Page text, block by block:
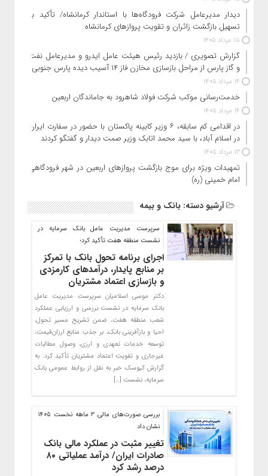
دیدار مدیرعامل شرکت فرودگاه‌ها با استاندار کرمانشاه/ تأکید بر
تسهیل بازگشت زائران و تقویت پروازهای کرمانشاه
15 مرداد 1405
گزارش تصویری / بازدید رئیس هیئت عامل ایدرو و مدیرعامل نفت
و گاز پارس از مراحل بازسازی مخازن فاز ۱۴ آسیب دیده پارس جنوبی
14 مرداد 1405
خدمت‌رسانی موکب شرکت فولاد شاهرود به جاماندگان اربعین
14 مرداد 1405
در اقدامی کم سابقه، ۶ وزیر کابینه پاکستان با حضور در سفارت ایران
در اسلام آباد، با سید محمد اتابک وزیر صمت دیدار و گفتگو کردند
13 مرداد 1405
تمهیدات ویژه برای موج بازگشت پروازهای اربعین در شهر فرودگاهی
امام خمینی (ره)
آرشیو دسته:بانک‌ و بیمه
سرپرست مدیریت عامل بانک سرمایه در
نشست منطقه هفت تأکید کرد؛
اجرای برنامه تحول بانک با تمرکز
بر منابع پایدار، درآمدهای کارمزدی
و بازسازی اعتماد مشتریان
دکتر موسی اسلامیان سرپرست مدیریت عامل
بانک سرمایه در نشست بررسی و ارزیابی عملکرد
شعب منطقه هفت، ضمن تشریح مسیر تحول،
احیا و بازآفرینی بانک، بر جذب منابع ارزان‌قیمت،
توسعه خدمات تعهدی و ارزی، وصول مطالبات
غیرجاری و تقویت اعتماد مشتریان تأکید کرد. به
گزارش کیوسک خبر به نقل از روابط عمومی بانک
سرمایه، نشست […]
بررسی صورت‌های مالی 3 ماهه نخست 1405
نشان داد
تغییر مثبت در عملکرد مالی بانک
صادرات ایران/ درآمد عملیاتی ۸۰
درصد رشد کرد